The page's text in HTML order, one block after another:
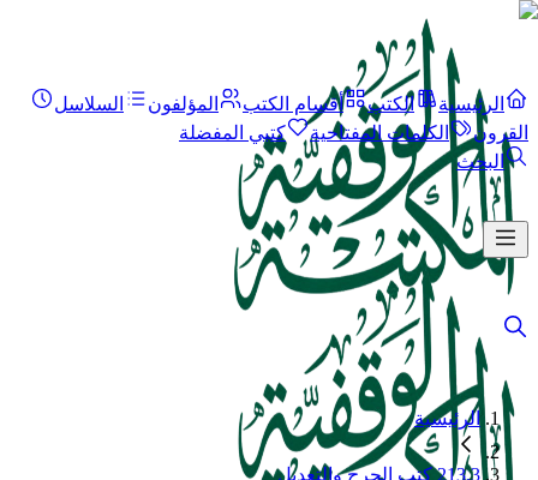
الرئيسية الكتب أقسام الكتب المؤلفون
السلاسل
القرون
الكلمات المفتاحية
كتبي المفضلة
البحث
الرئيسية
213.3 كتب الجرح والتعديل